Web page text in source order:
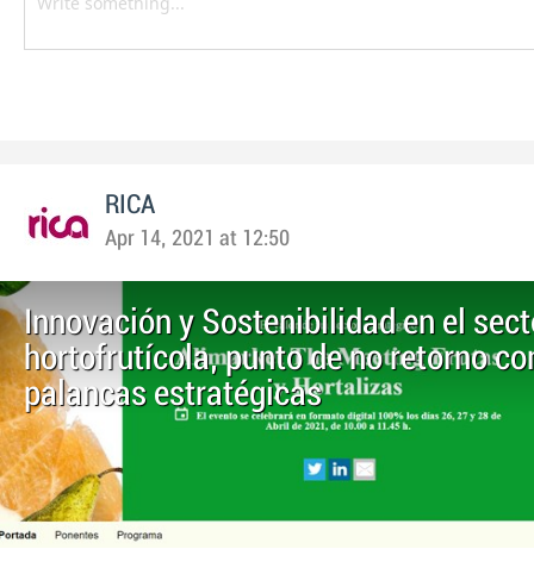
RICA
Apr 14, 2021 at 12:50
Innovación y Sostenibilidad en el
hortofrutícola, punto de no retorno
palancas estratégicas